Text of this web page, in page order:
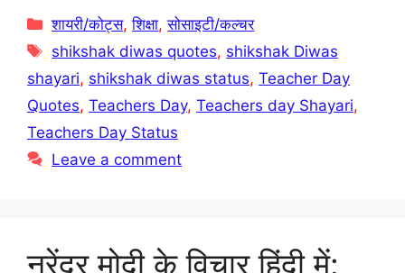
Categories
शायरी/कोट्स,शिक्षा,सोसाइटी/कल्चर
Tags
shikshak diwas quotes, shikshak Diwas
shayari, shikshak diwas status, Teacher Day
Quotes, Teachers Day, Teachers day Shayari,
Teachers Day Status
Leave a comment
नरेंद्र मोदी के विचार हिंदी में: